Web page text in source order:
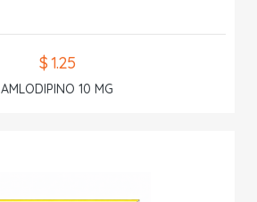
$ 1.25
AMLODIPINO 10 MG